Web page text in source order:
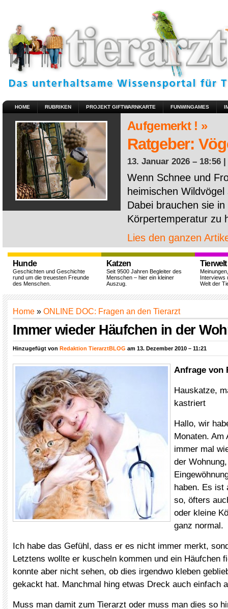
HOME RUBRIKEN PROJEKT GIFTWARNKARTE FUNWINGAMES
Aufgemerkt ! »
Ratgeber:
13. Januar 2026 – 18:56 |
Wenn Schnee und
heimischen
Dabei brauchen sie
Körpertemperatur zu
Lies den ganzen
Hunde
Geschichten und Geschichte
rund um die treuesten Freunde
des Menschen.
Katzen
Seit 9500 Jahren Begleiter des
Menschen – hier ein kleiner
Auszug.
Tierwelt
Interviews
Welt der
Home » ONLINE DOC: Fragen an den Tierarzt
Immer wieder Häufchen in der
Hinzugefügt von Redaktion TierarztBLOG am 13. Dezember 2010 – 11:21
Anfrage von
Hauskatze,
kastriert
Hallo, wir
Monaten. Am
immer mal
der
haben. Es ist
so, öfters
oder kleine
ganz normal.
Ich habe das Gefühl, dass er es nicht immer merkt,
Letztens wollte er kuscheln kommen und ein Häufchen
konnte aber nicht sehen, ob dies irgendwo kleben
gekackt hat. Manchmal hing etwas Dreck auch einfach
Muss man damit zum Tierarzt oder muss man dies so